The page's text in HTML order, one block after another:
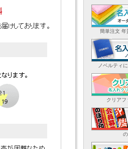
簡単注文 年
ノベルティ
クリアフ